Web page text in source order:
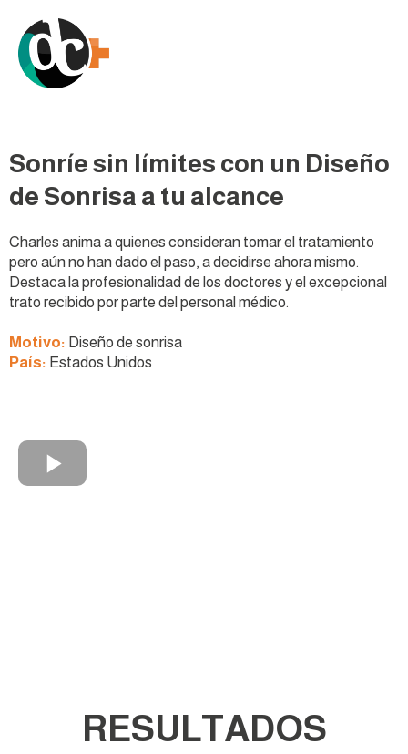
Sonríe sin límites con un Diseño
de Sonrisa a tu alcance
Charles anima a quienes consideran tomar el tratamiento
pero aún no han dado el paso, a decidirse ahora mismo.
Destaca la profesionalidad de los doctores y el excepcional
trato recibido por parte del personal médico.
Motivo: Diseño de sonrisa
País: Estados Unidos
RESULTADOS